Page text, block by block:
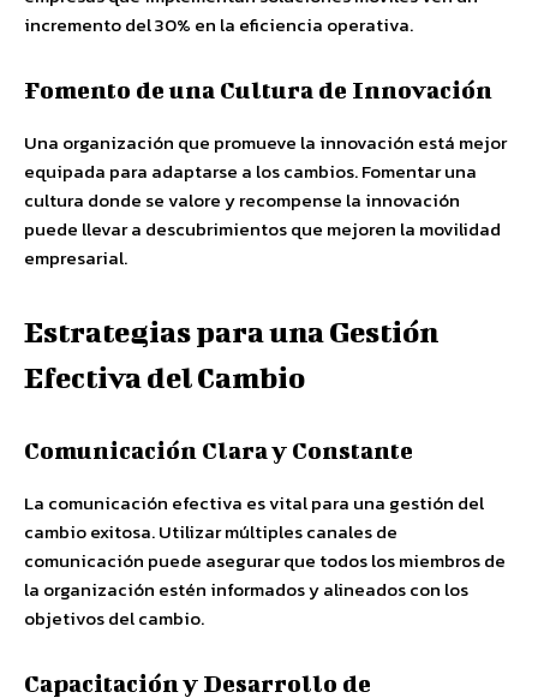
incremento del 30% en la eficiencia operativa.
Fomento de una Cultura de Innovación
Una organización que promueve la innovación está mejor
equipada para adaptarse a los cambios. Fomentar una
cultura donde se valore y recompense la innovación
puede llevar a descubrimientos que mejoren la movilidad
empresarial.
Estrategias para una Gestión
Efectiva del Cambio
Comunicación Clara y Constante
La comunicación efectiva es vital para una gestión del
cambio exitosa. Utilizar múltiples canales de
comunicación puede asegurar que todos los miembros de
la organización estén informados y alineados con los
objetivos del cambio.
Capacitación y Desarrollo de